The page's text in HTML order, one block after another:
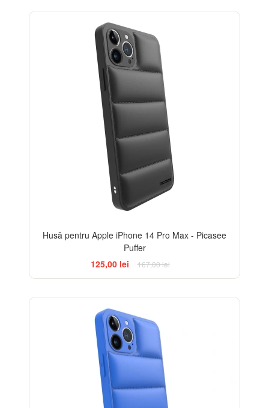
Husă pentru Apple iPhone 14 Pro Max - Picasee
Puffer
125,00 lei
167,00 lei